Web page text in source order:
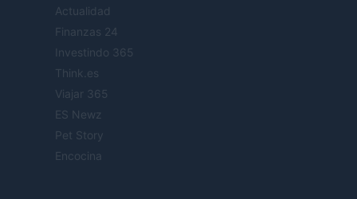
Actualidad
Finanzas 24
Investindo 365
Think.es
Viajar 365
ES Newz
Pet Story
Encocina